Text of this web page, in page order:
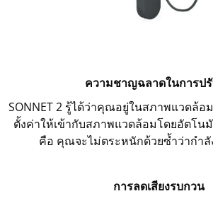
ความชาญฉลาดในการป
SONNET 2 รู้ได้ว่าคุณอยู่ในสภาพแวดล้อ
ตั้งค่าให้เข้ากับสภาพแวดล้อมโดยอัตโน
คือ คุณจะไม่ตระหนักด้วยซ้ำว่ากำลั
การลดเสียงรบกวน